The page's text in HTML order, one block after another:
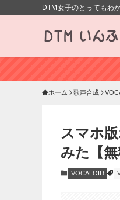
DTM女子のとってもわ
ホーム 歌声合成
スマホ
みた【無
VOCALOID